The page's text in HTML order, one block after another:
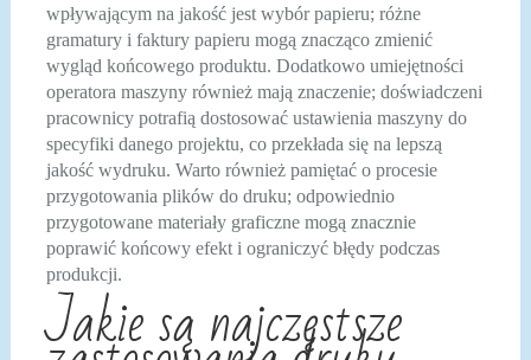
wpływającym na jakość jest wybór papieru; różne
gramatury i faktury papieru mogą znacząco zmienić
wygląd końcowego produktu. Dodatkowo umiejętności
operatora maszyny również mają znaczenie; doświadczeni
pracownicy potrafią dostosować ustawienia maszyny do
specyfiki danego projektu, co przekłada się na lepszą
jakość wydruku. Warto również pamiętać o procesie
przygotowania plików do druku; odpowiednio
przygotowane materiały graficzne mogą znacznie
poprawić końcowy efekt i ograniczyć błędy podczas
produkcji.
Jakie są najczęstsze